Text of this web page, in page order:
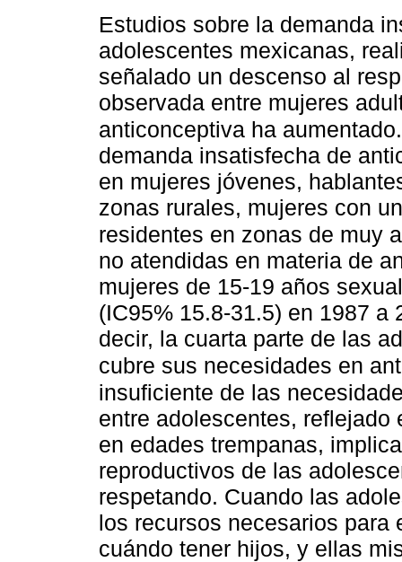
Estudios sobre la demanda
adolescentes mexicanas,
señalado un descenso al
observada entre mujeres
anticonceptiva ha aumentado.
demanda insatisfecha de
en mujeres jóvenes,
zonas rurales, mujeres con
residentes en zonas de muy
no atendidas en materia de
mujeres de 15-19 años
(IC95% 15.8-31.5) en 1987 a
decir, la cuarta parte de las
cubre sus necesidades en
insuficiente de las
entre adolescentes,
en edades trempanas,
reproductivos de las
respetando. Cuando las
los recursos necesarios para
cuándo tener hijos, y ellas